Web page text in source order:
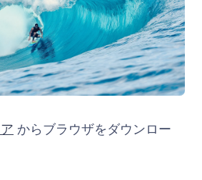
からブラウザをダウンロー